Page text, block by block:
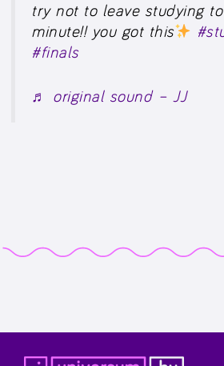
try not to leave studying
minute!! you got this
#finals
♬ original sound – JJ